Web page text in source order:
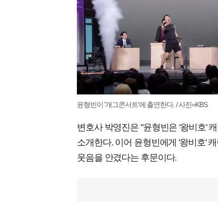
윤형빈이 '개그콘서트'에 출연한다. / 사진=KBS
변호사 박영진은 "윤형빈은 '왕비호'
소개한다. 이어 윤형빈에게 '왕비호'
웃음을 안겼다는 후문이다.